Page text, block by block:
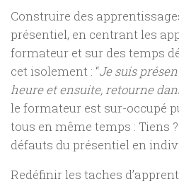
Construire des
présentiel, en centrant les
formateur et sur des temps
cet isolement : “Je suis
heure et ensuite, retourne
le formateur est sur-occupé
tous en même temps : Tiens
défauts du présentiel en
Redéfinir les taches